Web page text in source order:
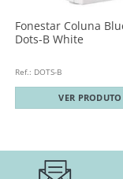
Fonestar Coluna
Dots-B White
Ref.: DOTS-B
VER PRODUTO